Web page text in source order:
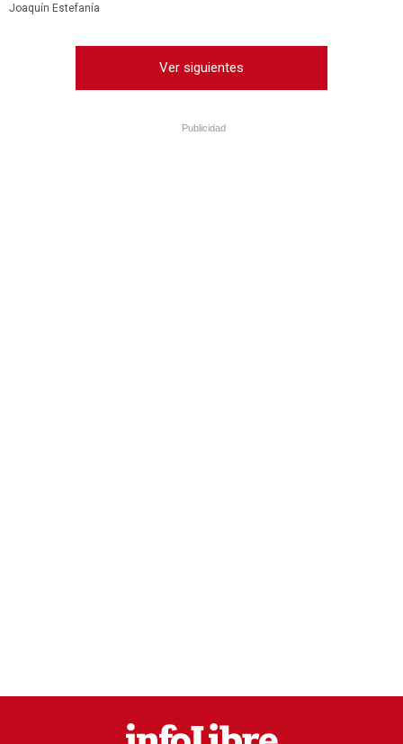
Joaquín Estefanía
Ver siguientes
Publicidad